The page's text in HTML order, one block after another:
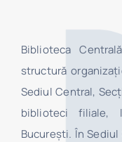
Biblioteca
structură
Sediul Central,
biblioteci filiale,
Bucureşti. În